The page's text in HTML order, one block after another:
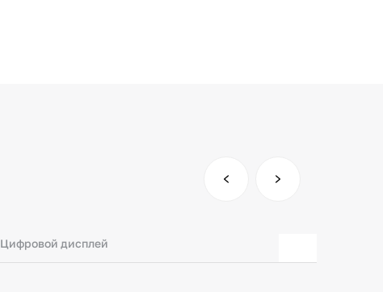
Цифровой дисплей